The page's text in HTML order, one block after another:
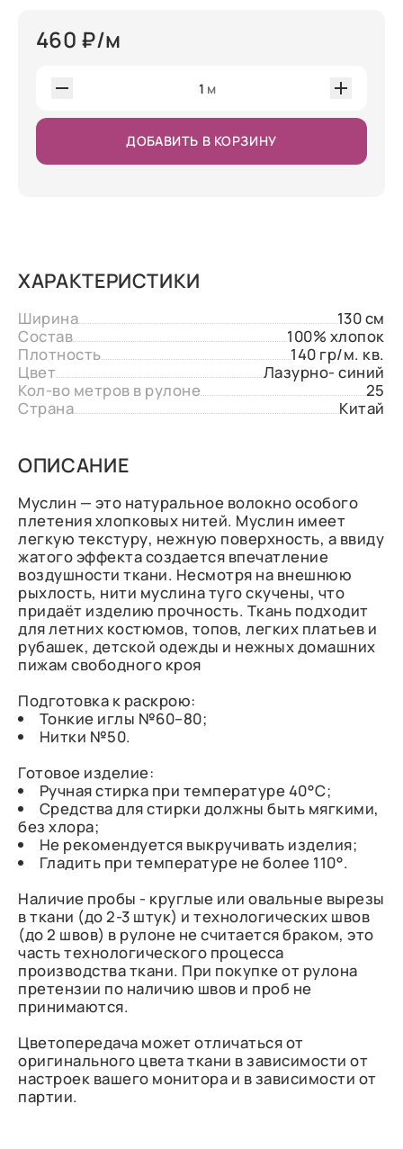
460 ₽/м
1 м
ДОБАВИТЬ В КОРЗИНУ
ХАРАКТЕРИСТИКИ
Ширина
130 см
Состав
100% хлопок
Плотность
140 гр/м. кв.
Цвет
Лазурно- синий
Кол-во метров в рулоне
25
Страна
Китай
ОПИСАНИЕ
Муслин — это натуральное волокно особого
плетения хлопковых нитей. Муслин имеет
легкую текстуру, нежную поверхность, а ввиду
жатого эффекта создается впечатление
воздушности ткани. Несмотря на внешнюю
рыхлость, нити муслина туго скучены, что
придаёт изделию прочность. Ткань подходит
для летних костюмов, топов, легких платьев и
рубашек, детской одежды и нежных домашних
пижам свободного кроя
Подготовка к раскрою:
Тонкие иглы №60–80;
Нитки №50.
Готовое изделие:
Ручная стирка при температуре 40°С;
Средства для стирки должны быть мягкими,
без хлора;
Не рекомендуется выкручивать изделия;
Гладить при температуре не более 110°.
Наличие пробы - круглые или овальные вырезы
в ткани (до 2-3 штук) и технологических швов
(до 2 швов) в рулоне не считается браком, это
часть технологического процесса
производства ткани. При покупке от рулона
претензии по наличию швов и проб не
принимаются.
Цветопередача может отличаться от
оригинального цвета ткани в зависимости от
настроек вашего монитора и в зависимости от
партии.